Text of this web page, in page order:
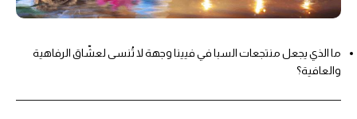
ما الذي يجعل منتجعات السبا في فيينا وجهة لا تُنسى لعشّاق الرفاهية
والعافية؟